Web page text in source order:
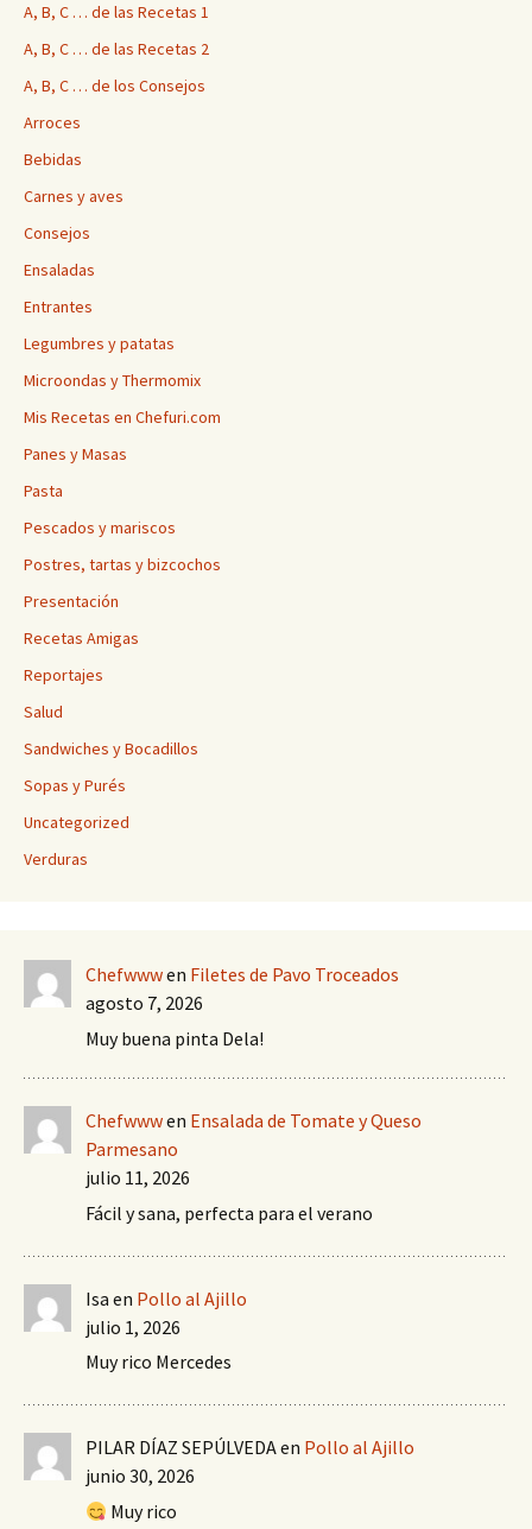
A, B, C … de las Recetas 1
A, B, C … de las Recetas 2
A, B, C … de los Consejos
Arroces
Bebidas
Carnes y aves
Consejos
Ensaladas
Entrantes
Legumbres y patatas
Microondas y Thermomix
Mis Recetas en Chefuri.com
Panes y Masas
Pasta
Pescados y mariscos
Postres, tartas y bizcochos
Presentación
Recetas Amigas
Reportajes
Salud
Sandwiches y Bocadillos
Sopas y Purés
Uncategorized
Verduras
Chefwwwen Filetes de Pavo Troceados
agosto 7, 2026
Muy buena pinta Dela!
Chefwwwen Ensalada de Tomate y Queso
Parmesano
julio 11, 2026
Fácil y sana, perfecta para el verano
Isa en Pollo al Ajillo
julio 1, 2026
Muy rico Mercedes
PILAR DÍAZ SEPÚLVEDAen Pollo al Ajillo
junio 30, 2026
Muy rico